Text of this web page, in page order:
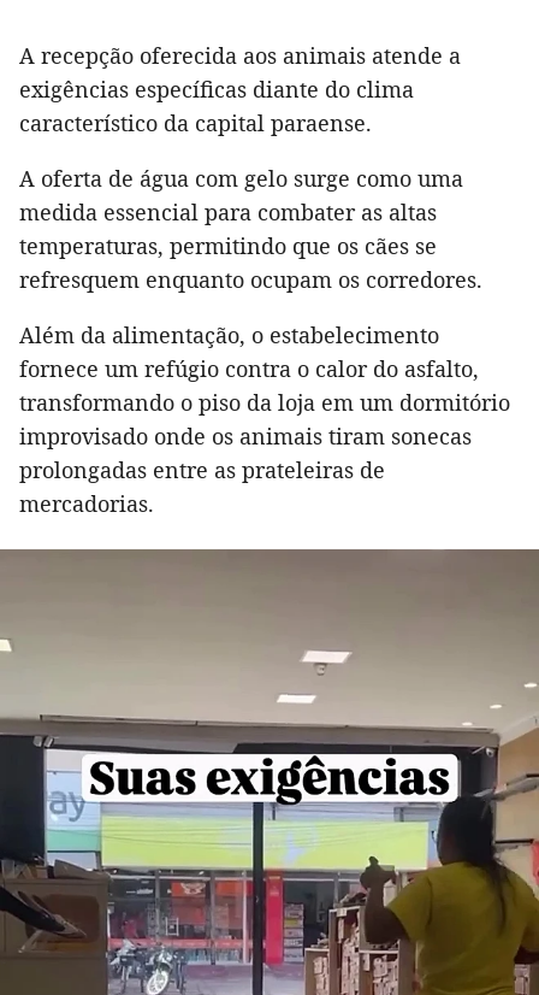
A recepção oferecida aos animais atende a
exigências específicas diante do clima
característico da capital paraense.
A oferta de água com gelo surge como uma
medida essencial para combater as altas
temperaturas, permitindo que os cães se
refresquem enquanto ocupam os corredores.
Além da alimentação, o estabelecimento
fornece um refúgio contra o calor do asfalto,
transformando o piso da loja em um dormitório
improvisado onde os animais tiram sonecas
prolongadas entre as prateleiras de
mercadorias.